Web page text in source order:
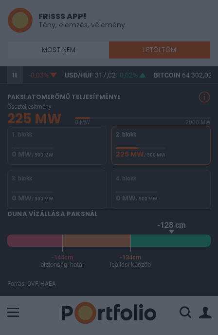
FRISSS APP!
Tény, elemzés, vélemény
MOST NEM LETÖLTÖM
365,28 -0,03% USD/HUF 317,02 0,02% BITCOIN 64 302,02
PAKSI ATOMERŐMŰ TELJESÍTMÉNYE
Összteljesítmény
225 MW 0 MW
2000 MW
1. blokk
0 MW/ 500 MW
2. blokk
225 MW/ 500 MW
3. blokk
0 MW/ 500 MW
4. blokk
0 MW/ 500 MW
DUNA VÍZÁLLÁSA PAKSNÁL
-128 cm
-144cm
biztonsági határ
-134cm
leállási küszöb
Forrás: OVF, HAEA